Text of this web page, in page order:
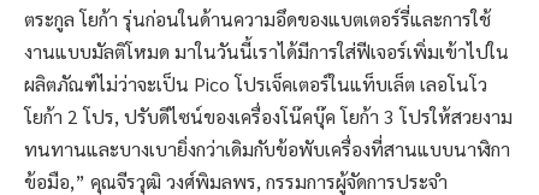
ตระกูล โยก้า รุ่นก่อนในด้านความอึดของแบตเตอร์รี่และการใช้
งานแบบมัลติโหมด มาในวันนี้เราได้มีการใส่ฟีเจอร์เพิ่มเข้าไปใน
ผลิตภัณฑ์ไม่ว่าจะเป็น Pico โปรเจ็คเตอร์ในแท็บเล็ต เลอโนโว
โยก้า 2 โปร, ปรับดีไซน์ของเครื่องโน๊คบุ๊ค โยก้า 3 โปรให้สวยงาม
ทนทานและบางเบายิ่งกว่าเดิมกับข้อพับเครื่องที่สานแบบนาฬิกา
ข้อมือ,” คุณจีรวุฒิ วงศ์พิมลพร, กรรมการผู้จัดการประจำ